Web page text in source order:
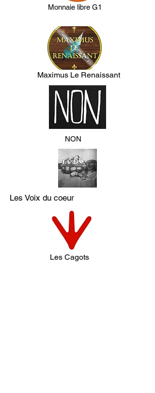
Monnaie libre G1
Maximus Le Renaissant
NON
Les Voix du coeur
Les Cagots